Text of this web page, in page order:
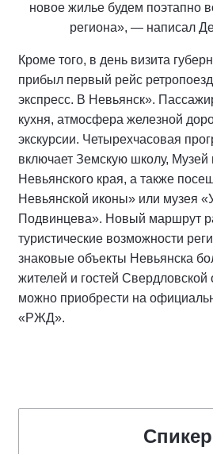
новое жилье будем поэтапно
региона», — написал
Кроме того, в день визита
прибыл первый рейс
экспресс. В Невьянск».
кухня, атмосфера железной
экскурсии. Четырехчасовая
включает Земскую школу, Музей
Невьянского края, а также
Невьянской иконы» или музея
Подвинцева». Новый маршрут
туристические возможности
знаковые объекты Невьянска
жителей и гостей Свердловской
можно приобрести на
«РЖД».
Спикер